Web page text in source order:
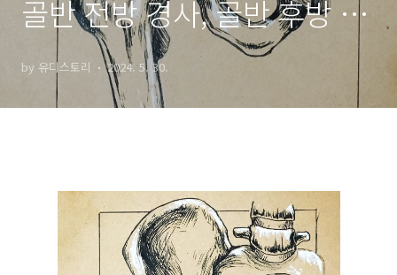
골반 전방 경사, 골반 후방 경
by 유디스토리 2024. 5. 30.